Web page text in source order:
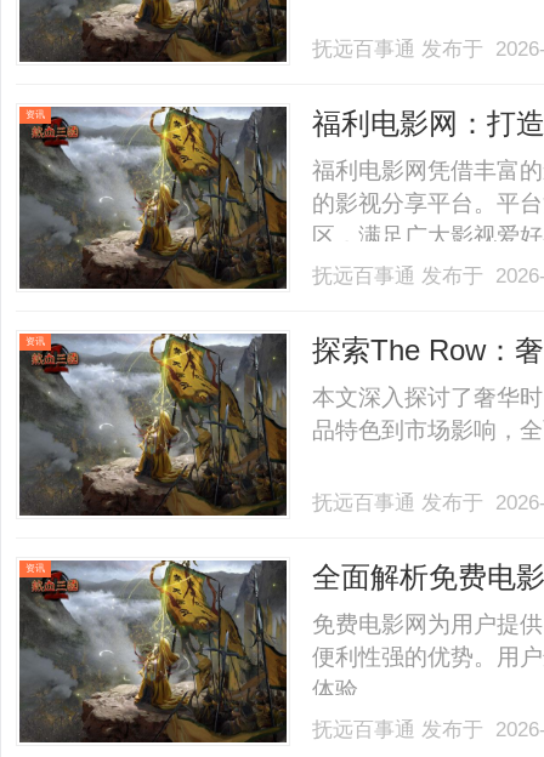
抚远百事通 发布于
资讯 福利电影网：打
福利电影网凭借丰富
的影视分享平台。平
区，满足广大影视爱
抚远百事通 发布于
资讯 探索The Row：
本文深入探讨了奢华
品特色到市场影响，
抚远百事通 发布于
资讯 全面解析免费电
免费电影网为用户提
便利性强的优势。用
体验。......
抚远百事通 发布于